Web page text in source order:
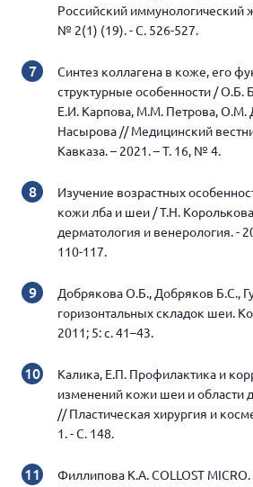
Российский иммунологический
№ 2(1) (19). - С. 526-527.
Синтез коллагена в коже, его
структурные особенности /
Е.И. Карпова, М.М. Петрова, О.М.
Насырова // Медицинский
Кавказа. – 2021. – Т. 16, № 4.
Изучение возрастных
кожи лба и шеи / Т.Н.
дерматология и венерология. -
110-117.
Добрякова О.Б., Добряков Б.С.,
горизонтальных складок шеи.
2011; 5: с. 41–43.
Калика, Е.П. Профилактика и
изменений кожи шеи и области
// Пластическая хирургия и
1. - С. 148.
Филлипова К.А. COLLOST